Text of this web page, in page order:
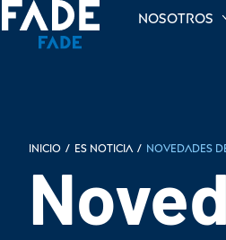
Nosotros
INICIO / Es noticia / Novedades